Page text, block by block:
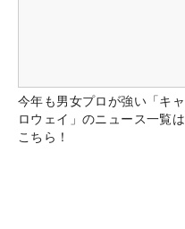
今年も男女プロが強い「キャ
ロウェイ」のニュース一覧は
こちら！